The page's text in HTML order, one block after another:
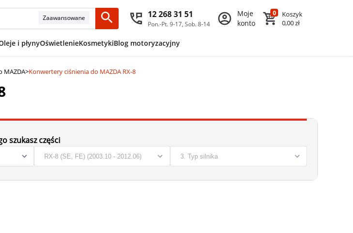
Zaawansowane 12 268 31 51
Pon.-Pt. 9-17, Sob. 8-14
Moje
konto
0
Koszyk
0,00 zł
i płynyOświetlenieKosmetykiBlog motoryzacyjny
MAZDA>Konwertery ciśnienia do MAZDA RX-8
szukasz części